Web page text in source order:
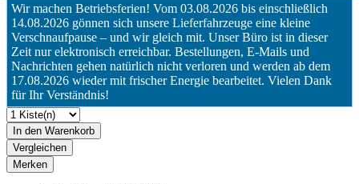
Wir machen Betriebsferien! Vom 03.08.2026 bis einschließlich
14.08.2026 gönnen sich unsere Lieferfahrzeuge eine kleine
Verschnaufpause – und wir gleich mit. Unser Büro ist in dieser
Zeit nur elektronisch erreichbar. Bestellungen, E-Mails und
Nachrichten gehen natürlich nicht verloren und werden ab dem
17.08.2026 wieder mit frischer Energie bearbeitet. Vielen Dank
für Ihr Verständnis!
In den Warenkorb
Vergleichen
Merken